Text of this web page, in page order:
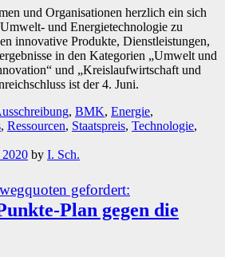
und Organisationen herzlich ein sich
und Energietechnologie zu
innovative Produkte, Dienstleistungen,
in den Kategorien „Umwelt und
und „Kreislaufwirtschaft und
ist der 4. Juni.
, BMK, Energie,
, Ressourcen, Staatspreis, Technologie,
2020 by I. Sch.
gefordert:
Plan gegen die